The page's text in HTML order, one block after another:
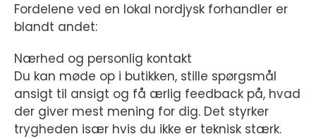
Fordelene ved en lokal nordjysk forhandler er
blandt andet:
Nærhed og personlig kontakt
Du kan møde op i butikken, stille spørgsmål
ansigt til ansigt og få ærlig feedback på, hvad
der giver mest mening for dig. Det styrker
trygheden især hvis du ikke er teknisk stærk.